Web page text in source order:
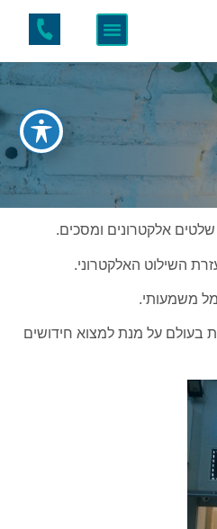
השילוט האלקטרוני.
משמעותי.
בעולם על מנת למצוא חידושים